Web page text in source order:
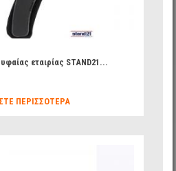
εταιρίας STAND21...
ΠΕΡΙΣΣΌΤΕΡΑ